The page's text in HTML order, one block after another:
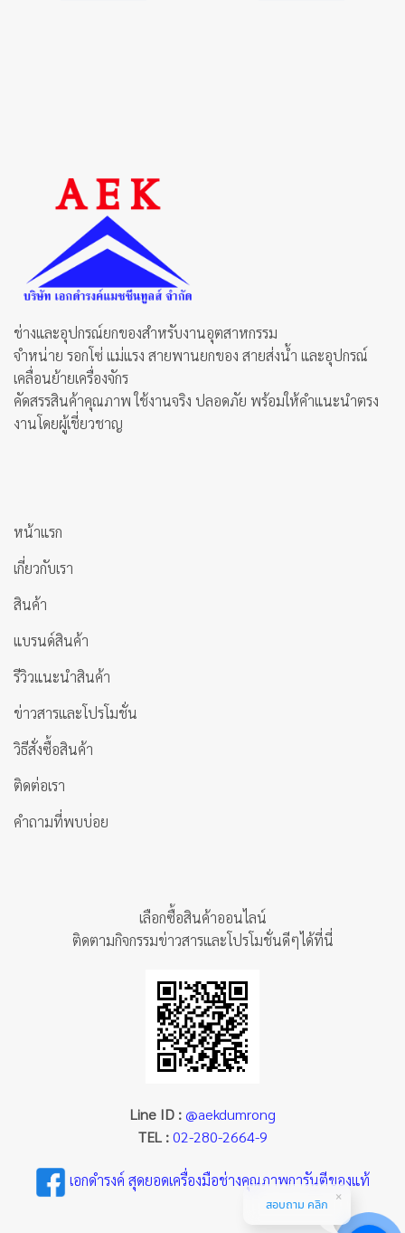
ช่างและอุปกรณ์ยกของสำหรับงานอุตสาหกรรม
จำหน่าย รอกโซ่ แม่แรง สายพานยกของ สายส่งน้ำ และอุปกรณ์
เคลื่อนย้ายเครื่องจักร
คัดสรรสินค้าคุณภาพ ใช้งานจริง ปลอดภัย พร้อมให้คำแนะนำตรง
งานโดยผู้เชี่ยวชาญ
หน้าแรก
เกี่ยวกับเรา
สินค้า
แบรนด์สินค้า
รีวิวแนะนำสินค้า
ข่าวสารและโปรโมชั่น
วิธีสั่งซื้อสินค้า
ติดต่อเรา
คำถามที่พบบ่อย
เลือกซื้อสินค้าออนไลน์
ติดตามกิจกรรมข่าวสารและโปรโมชั่นดีๆได้ที่นี่
Line ID : @aekdumrong
TEL : 02-280-2664-9
เอกดำรงค์ สุดยอดเครื่องมือช่างคุณภาพการันตีของแท้
สอบถาม คลิก